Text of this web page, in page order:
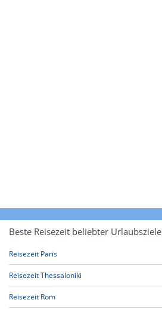
Beste Reisezeit beliebter Urlaubsziele
Reisezeit Paris
Reisezeit Thessaloniki
Reisezeit Rom